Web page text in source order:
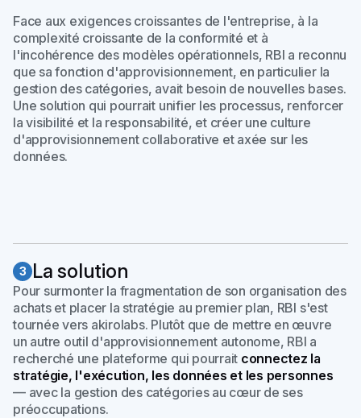
Face aux exigences croissantes de l'entreprise, à la
complexité croissante de la conformité et à
l'incohérence des modèles opérationnels, RBI a reconnu
que sa fonction d'approvisionnement, en particulier la
gestion des catégories, avait besoin de nouvelles bases.
Une solution qui pourrait unifier les processus, renforcer
la visibilité et la responsabilité, et créer une culture
d'approvisionnement collaborative et axée sur les
données.
3 La solution
Pour surmonter la fragmentation de son organisation des
achats et placer la stratégie au premier plan, RBI s'est
tournée vers akirolabs. Plutôt que de mettre en œuvre
un autre outil d'approvisionnement autonome, RBI a
recherché une plateforme qui pourrait connectez la
stratégie, l'exécution, les données et les personnes
— avec la gestion des catégories au cœur de ses
préoccupations.